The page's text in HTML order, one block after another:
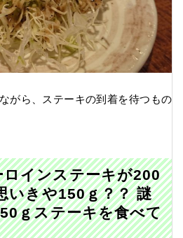
がら、ステーキの到着を待つもの
ロインステーキが200
いきや150ｇ？？ 謎
ｇステーキを食べて